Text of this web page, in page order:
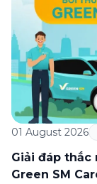
01 August 2026
Giải đáp thắc
Green SM